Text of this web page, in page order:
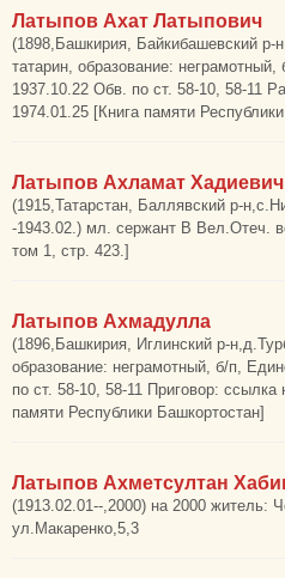
Латыпов Ахат Латыпович
(1898,Башкирия, Байкибашевский
татарин, образование:
1937.10.22 Обв. по ст. 58-10, 58-11
1974.01.25 [Книга памяти
Латыпов Ахламат Хадиевич
(1915,Татарстан, Баллявский р-
-1943.02.) мл. сержант В Вел.Отеч.
том 1, стр. 423.]
Латыпов Ахмадулла
(1896,Башкирия, Иглинский р-
образование: неграмотный, б/п,
по ст. 58-10, 58-11 Приговор:
памяти Республики Башкортостан]
Латыпов Ахметсултан
(1913.02.01--,2000) на 2000 житель:
ул.Макаренко,5,3